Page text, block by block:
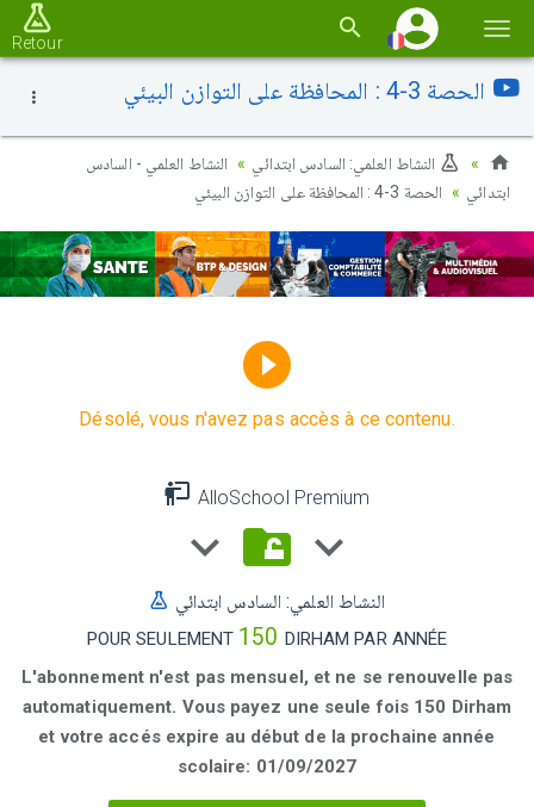
la
Retour
الحصة 3-4 : المحافظة على التوازن البيئي
النشاط العلمي: السادس ابتدائي
النشاط العلمي - السادس
ابتدائي
الحصة 3-4 : المحافظة على التوازن البيئي
Désolé, vous n'avez pas accès à ce contenu.
AlloSchool Premium
النشاط العلمي: السادس ابتدائي
POUR SEULEMENT 150 DIRHAM PAR ANNÉE
L'abonnement n'est pas mensuel, et ne se renouvelle pas
automatiquement. Vous payez une seule fois 150 Dirham
et votre accés expire au début de la prochaine année
scolaire: 01/09/2027